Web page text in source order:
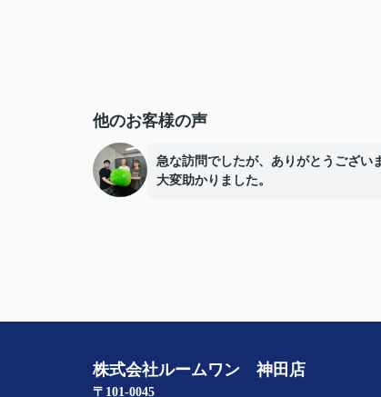
他のお客様の声
急な訪問でしたが、ありがとうござい
大変助かりました。
株式会社ルームワン 神田店
〒101-0045